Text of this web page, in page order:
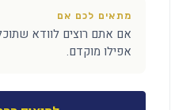
מתאים לכם אם
אם אתם רוצים לוודא
אפילו מוקדם.